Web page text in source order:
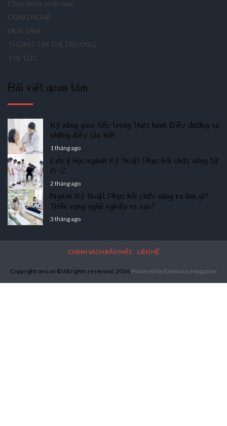
Chưa được phân loại
CÔNG NGHỆ
MUA SẮM
THÔNG TIN THỊ TRƯỜNG
TIN TỨC
Bài viết quan tâm
Kỹ năng giao tiếp trong thực hành Điều dưỡng và
những điều cần biết
1 tháng ago
Lưu ý học ngành Kỹ thuật Phục hồi chức năng từ
A-Z
2 tháng ago
Ngành Kỹ thuật Phục hồi chức năng ra làm gì?
Triển vọng nghề nghiệp ra sao?
3 tháng ago
Copyright onu.vn © All rights reserved. 2026.Powered by Eximious Magazine
CHÍNH SÁCH BẢO MẬT LIÊN HỆ